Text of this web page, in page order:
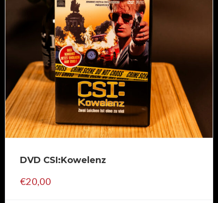
DVD CSI:Kowelenz
€20,00